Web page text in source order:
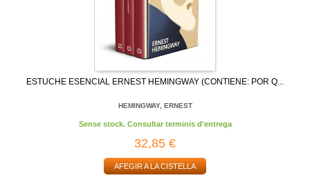
ESTUCHE ESENCIAL ERNEST HEMINGWAY (CONTIENE: POR Q...
HEMINGWAY, ERNEST
Sense stock. Consultar terminis d'entrega
32,85 €
AFEGIR A LA CISTELLA